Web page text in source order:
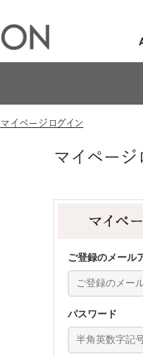
マイページログイン
マイページ
ご登録のメール
パスワード